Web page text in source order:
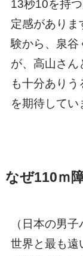
13秒10を持
定感がありま
験から、泉谷
が、高山さん
も十分あり
を期待してい
なぜ110ｍ
（日本の男
世界と最も遠